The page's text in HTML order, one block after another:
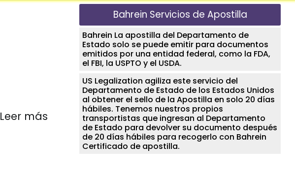
Leer más
Bahrein Servicios de Apostilla
Bahrein La apostilla del Departamento de
Estado solo se puede emitir para documentos
emitidos por una entidad federal, como la FDA,
el FBI, la USPTO y el USDA.
US Legalization agiliza este servicio del
Departamento de Estado de los Estados Unidos
al obtener el sello de la Apostilla en solo 20 días
hábiles. Tenemos nuestros propios
transportistas que ingresan al Departamento
de Estado para devolver su documento después
de 20 días hábiles para recogerlo con Bahrein
Certificado de apostilla.